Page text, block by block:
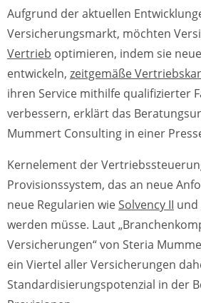
Aufgrund der aktuellen
Versicherungsmarkt, möchten
Vertrieb optimieren, indem sie
entwickeln, zeitgemäße
ihren Service mithilfe qualifizierter
verbessern, erklärt das
Mummert Consulting in einer
Kernelement der
Provisionssystem, das an neue
neue Regularien wieSolvency II und
werden müsse. Laut
Versicherungen“ von Steria
ein Viertel aller Versicherungen
Standardisierungspotenzial in der